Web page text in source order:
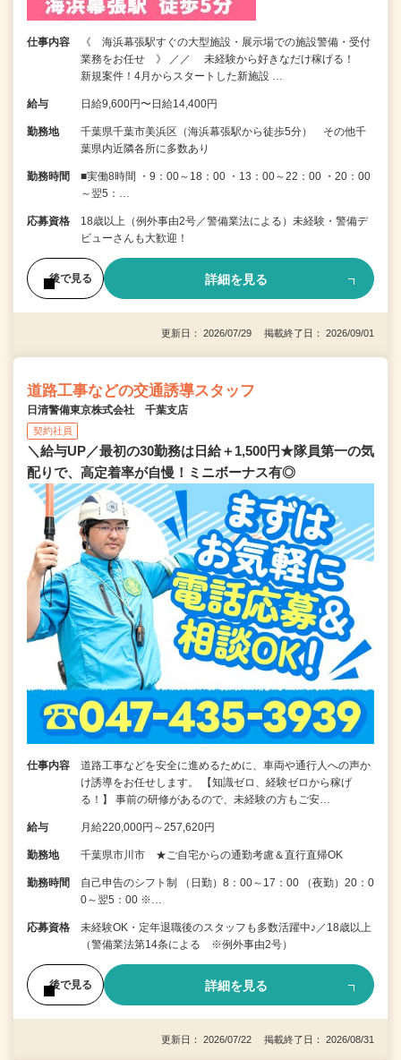
仕事内容
《 海浜幕張駅すぐの大型施設・展示場での施設警備・受付
業務をお任せ 》 ／／ 未経験から好きなだけ稼げる！
新規案件！4月からスタートした新施設 …
給与 日給9,600円〜日給14,400円
勤務地
千葉県千葉市美浜区（海浜幕張駅から徒歩5分） その他千
葉県内近隣各所に多数あり
勤務時間
■実働8時間 ・9：00～18：00 ・13：00～22：00 ・20：00
～翌5：…
応募資格
18歳以上（例外事由2号／警備業法による）未経験・警備デ
ビューさんも大歓迎！
後で見る 詳細を見る
更新日： 2026/07/29 掲載終了日： 2026/09/01
道路工事などの交通誘導スタッフ
日清警備東京株式会社 千葉支店
契約社員
＼給与UP／最初の30勤務は日給＋1,500円★隊員第一の気
配りで、高定着率が自慢！ミニボーナス有◎
仕事内容
道路工事などを安全に進めるために、車両や通行人への声か
け誘導をお任せします。 【知識ゼロ、経験ゼロから稼げ
る！】 事前の研修があるので、未経験の方もご安…
給与 月給220,000円～257,620円
勤務地 千葉県市川市 ★ご自宅からの通勤考慮＆直行直帰OK
勤務時間
自己申告のシフト制 （日勤）8：00～17：00 （夜勤）20：0
0～翌5：00 ※…
応募資格
未経験OK・定年退職後のスタッフも多数活躍中♪／18歳以上
（警備業法第14条による ※例外事由2号）
後で見る 詳細を見る
更新日： 2026/07/22 掲載終了日： 2026/08/31